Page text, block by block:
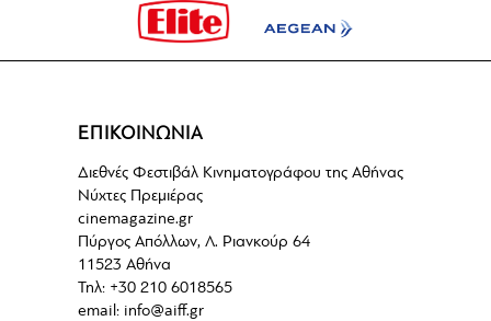
ΕΠΙΚΟΙΝΩΝΙΑ
Διεθνές Φεστιβάλ Κινηματογράφου της Αθήνας
Νύχτες Πρεμιέρας
cinemagazine.gr
Πύργος Απόλλων, Λ. Ριανκούρ 64
11523 Αθήνα
Τηλ: +30 210 6018565
email: info@aiff.gr